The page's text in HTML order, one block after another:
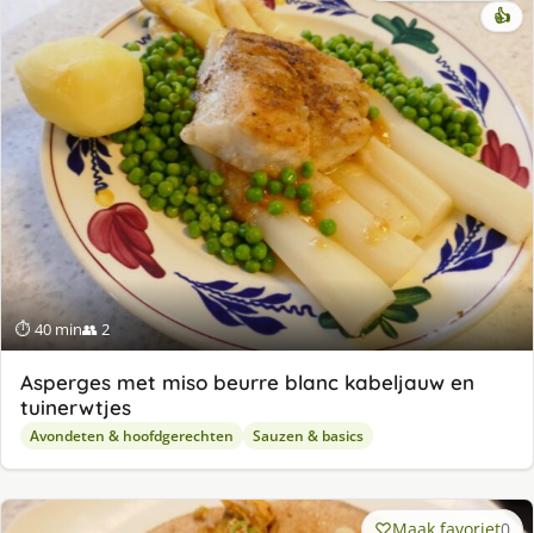
⏱ 40 min👥 2
👍
Asperges met miso beurre blanc kabeljauw en
tuinerwtjes
Avondeten & hoofdgerechten Sauzen & basics